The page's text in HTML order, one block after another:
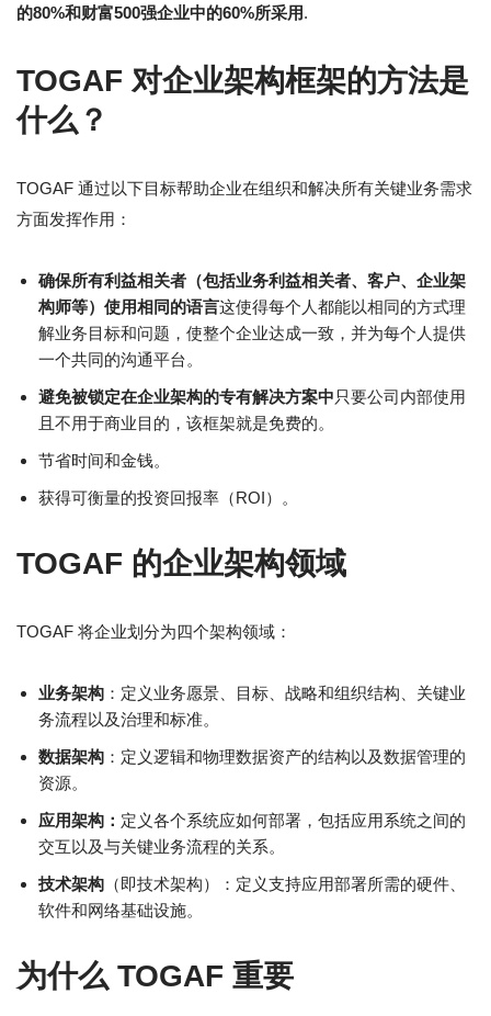
的80%和财富500强企业中的60%所采用.
TOGAF 对企业架构框架的方法是
什么？
TOGAF 通过以下目标帮助企业在组织和解决所有关键业务需求
方面发挥作用：
确保所有利益相关者（包括业务利益相关者、客户、企业架
构师等）使用相同的语言这使得每个人都能以相同的方式理
解业务目标和问题，使整个企业达成一致，并为每个人提供
一个共同的沟通平台。
避免被锁定在企业架构的专有解决方案中只要公司内部使用
且不用于商业目的，该框架就是免费的。
节省时间和金钱。
获得可衡量的投资回报率（ROI）。
TOGAF 的企业架构领域
TOGAF 将企业划分为四个架构领域：
业务架构 ：定义业务愿景、目标、战略和组织结构、关键业
务流程以及治理和标准。
数据架构 ：定义逻辑和物理数据资产的结构以及数据管理的
资源。
应用架构： 定义各个系统应如何部署，包括应用系统之间的
交互以及与关键业务流程的关系。
技术架构 （即技术架构）：定义支持应用部署所需的硬件、
软件和网络基础设施。
为什么 TOGAF 重要